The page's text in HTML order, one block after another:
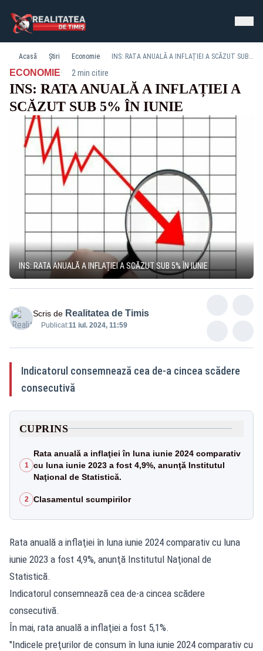
Acasă Știri Economie INS: RATA ANUALĂ A INFLAȚIEI A SCĂZUT SUB 5% ÎN IUNIE
ECONOMIE· 2 min citire
INS: RATA ANUALĂ A INFLAȚIEI A
SCĂZUT SUB 5% ÎN IUNIE
INS: RATA ANUALĂ A INFLAȚIEI A SCĂZUT SUB 5% ÎN IUNIE
Scris de Realitatea de Timis
Publicat:11 iul. 2024, 11:59
Indicatorul consemnează cea de-a cincea scădere
consecutivă
CUPRINS
1
Rata anuală a inflaţiei în luna iunie 2024 comparativ
cu luna iunie 2023 a fost 4,9%, anunţă Institutul
Naţional de Statistică.
2 Clasamentul scumpirilor
Rata anuală a inflaţiei în luna iunie 2024 comparativ cu luna
iunie 2023 a fost 4,9%, anunţă Institutul Naţional de
Statistică.
Indicatorul consemnează cea de-a cincea scădere
consecutivă.
În mai, rata anuală a inflaţiei a fost 5,1%.
"Indicele preţurilor de consum în luna iunie 2024 comparativ cu